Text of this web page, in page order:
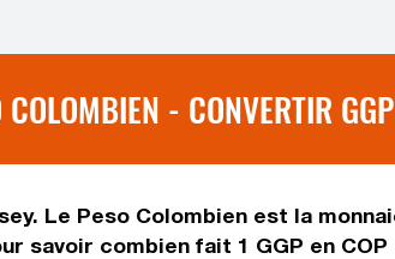
COLOMBIEN - CONVERTIR
Le Peso Colombien est la
savoir combien fait 1 GGP en